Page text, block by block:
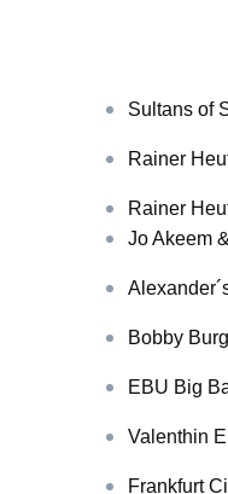
Sultans of
Rainer
Rainer
Jo Akeem
Bobby
EBU Big
Valenthin
Frankfurt